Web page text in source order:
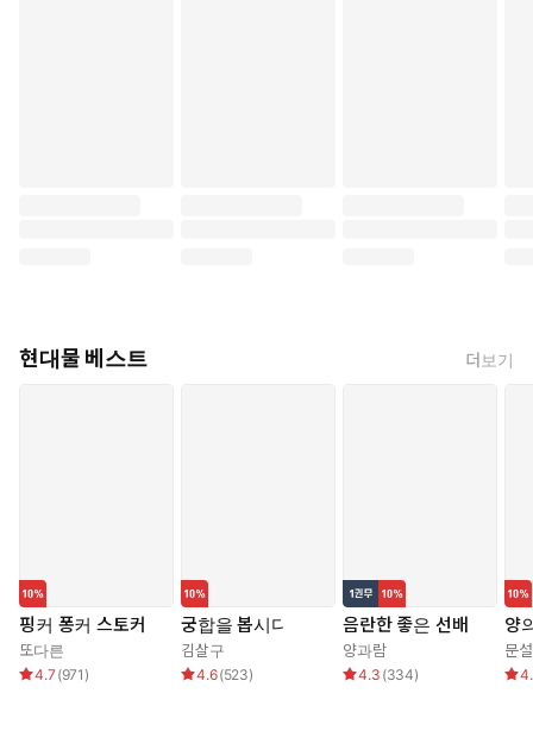
현대물 베스트 더보기
핑커 퐁커 스토커
또다른
4.7 (971 )
궁합을 봅시다
김살구
4.6(523)
음란한 좋은 선배
양과람
4.3 (334)
양
문